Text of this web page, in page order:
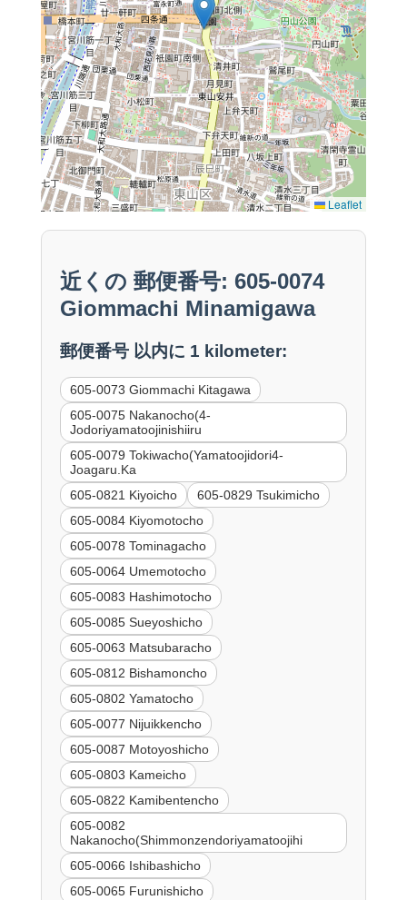
Leaflet
近くの 郵便番号: 605-0074
Giommachi Minamigawa
郵便番号 以内に 1 kilometer:
605-0073 Giommachi Kitagawa
605-0075 Nakanocho(4-
Jodoriyamatoojinishiiru
605-0079 Tokiwacho(Yamatoojidori4-
Joagaru.Ka
605-0821 Kiyoicho
605-0829 Tsukimicho
605-0084 Kiyomotocho
605-0078 Tominagacho
605-0064 Umemotocho
605-0083 Hashimotocho
605-0085 Sueyoshicho
605-0063 Matsubaracho
605-0812 Bishamoncho
605-0802 Yamatocho
605-0077 Nijuikkencho
605-0087 Motoyoshicho
605-0803 Kameicho
605-0822 Kamibentencho
605-0082
Nakanocho(Shimmonzendoriyamatoojihi
605-0066 Ishibashicho
605-0065 Furunishicho